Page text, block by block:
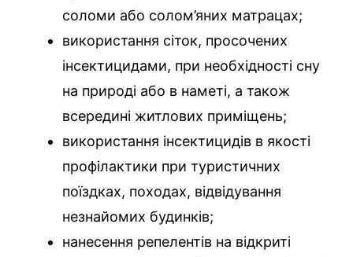
соломи або солом’яних матрацах;
використання сіток, просочених
інсектицидами, при необхідності сну
на природі або в наметі, а також
всередині житлових приміщень;
використання інсектицидів в якості
профілактики при туристичних
поїздках, походах, відвідування
незнайомих будинків;
нанесення репелентів на відкриті